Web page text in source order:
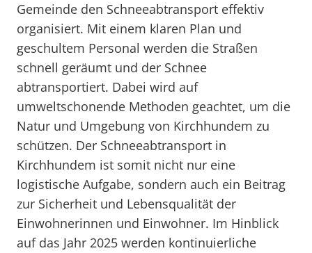
Gemeinde den Schneeabtransport effektiv
organisiert. Mit einem klaren Plan und
geschultem Personal werden die Straßen
schnell geräumt und der Schnee
abtransportiert. Dabei wird auf
umweltschonende Methoden geachtet, um die
Natur und Umgebung von Kirchhundem zu
schützen. Der Schneeabtransport in
Kirchhundem ist somit nicht nur eine
logistische Aufgabe, sondern auch ein Beitrag
zur Sicherheit und Lebensqualität der
Einwohnerinnen und Einwohner. Im Hinblick
auf das Jahr 2025 werden kontinuierliche